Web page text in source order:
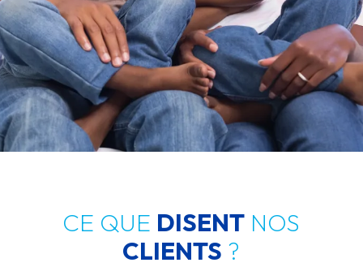
CE QUE DISENT NOS
CLIENTS ?